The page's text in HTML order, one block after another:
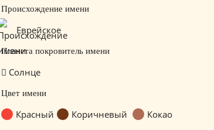
Происхождение имени
Еврейское
Планета покровитель имени
Солнце
Цвет имени
Красный Коричневый Кокао